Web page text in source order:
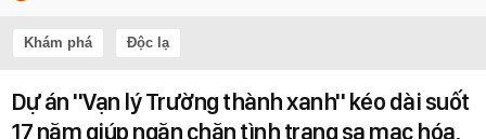
Khám phá Độc lạ
Dự án ''Vạn lý Trường thành xanh'' kéo dài suốt
17 năm giúp ngăn chặn tình trạng sa mạc hóa,